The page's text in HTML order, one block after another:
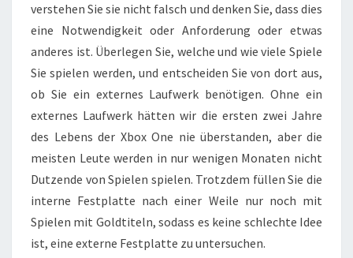
verstehen Sie sie nicht falsch und denken Sie, dass dies
eine Notwendigkeit oder Anforderung oder etwas
anderes ist. Überlegen Sie, welche und wie viele Spiele
Sie spielen werden, und entscheiden Sie von dort aus,
ob Sie ein externes Laufwerk benötigen. Ohne ein
externes Laufwerk hätten wir die ersten zwei Jahre
des Lebens der Xbox One nie überstanden, aber die
meisten Leute werden in nur wenigen Monaten nicht
Dutzende von Spielen spielen. Trotzdem füllen Sie die
interne Festplatte nach einer Weile nur noch mit
Spielen mit Goldtiteln, sodass es keine schlechte Idee
ist, eine externe Festplatte zu untersuchen.